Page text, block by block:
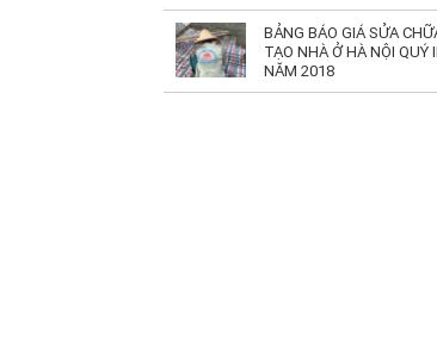
BẢNG BÁO GIÁ SỬA
TẠO NHÀ Ở HÀ NỘI QUÝ
NĂM 2018